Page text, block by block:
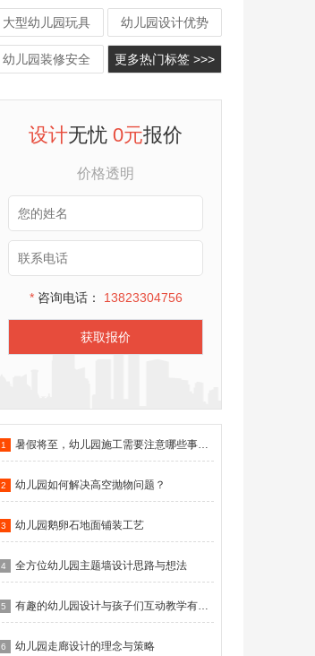
大型幼儿园玩具 幼儿园设计优势
幼儿园装修安全 更多热门标签 >>>
设计无忧0元报价
价格透明
*咨询电话： 13823304756
获取报价
1 暑假将至，幼儿园施工需要注意哪些事项？
2 幼儿园如何解决高空抛物问题？
3 幼儿园鹅卵石地面铺装工艺
4 全方位幼儿园主题墙设计思路与想法
5 有趣的幼儿园设计与孩子们互动教学有什么作用？
6 幼儿园走廊设计的理念与策略